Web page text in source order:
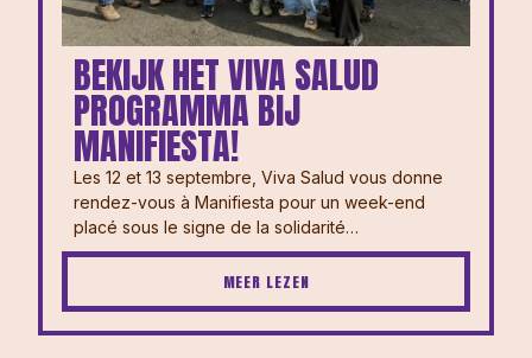
BEKIJK HET VIVA SALUD
PROGRAMMA BIJ
MANIFIESTA!
Les 12 et 13 septembre, Viva Salud vous donne
rendez-vous à Manifiesta pour un week-end
placé sous le signe de la solidarité…
MEER LEZEN